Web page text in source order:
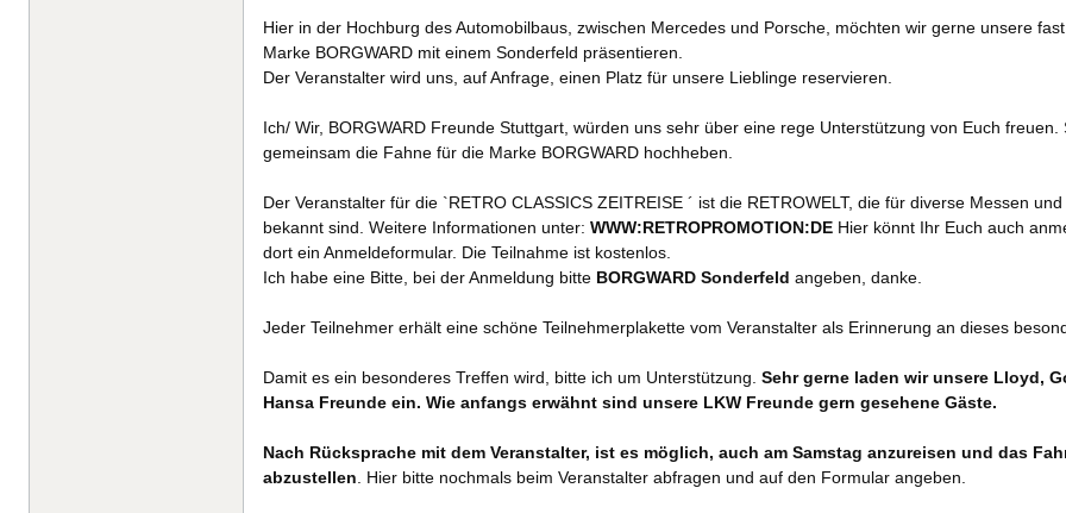
Hier in der Hochburg des Automobilbaus, zwischen Mercedes und Porsche, möchten wir gerne unsere
Marke BORGWARD mit einem Sonderfeld präsentieren.
Der Veranstalter wird uns, auf Anfrage, einen Platz für unsere Lieblinge reservieren.
Ich/ Wir, BORGWARD Freunde Stuttgart, würden uns sehr über eine rege Unterstützung von Euch freuen.
gemeinsam die Fahne für die Marke BORGWARD hochheben.
Der Veranstalter für die `RETRO CLASSICS ZEITREISE ´ ist die RETROWELT, die für diverse Messen
bekannt sind. Weitere Informationen unter: WWW:RETROPROMOTION:DE Hier könnt Ihr Euch auch
dort ein Anmeldeformular. Die Teilnahme ist kostenlos.
Ich habe eine Bitte, bei der Anmeldung bitte BORGWARD Sonderfeld angeben, danke.
Jeder Teilnehmer erhält eine schöne Teilnehmerplakette vom Veranstalter als Erinnerung an dieses
Damit es ein besonderes Treffen wird, bitte ich um Unterstützung. Sehr gerne laden wir unsere Lloyd,
Hansa Freunde ein. Wie anfangs erwähnt sind unsere LKW Freunde gern gesehene Gäste.
Nach Rücksprache mit dem Veranstalter, ist es möglich, auch am Samstag anzureisen und das
abzustellen . Hier bitte nochmals beim Veranstalter abfragen und auf den Formular angeben.